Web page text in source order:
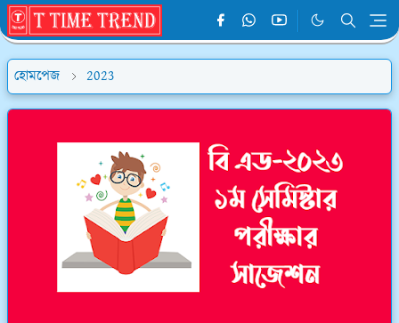
হোমপেজ 2023